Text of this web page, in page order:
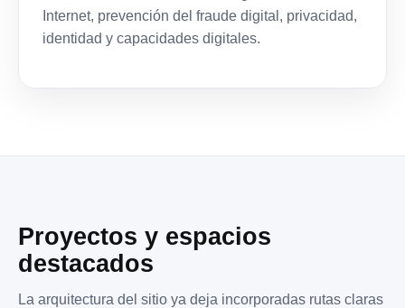
Internet, prevención del fraude digital, privacidad,
identidad y capacidades digitales.
Proyectos y espacios
destacados
La arquitectura del sitio ya deja incorporadas rutas claras